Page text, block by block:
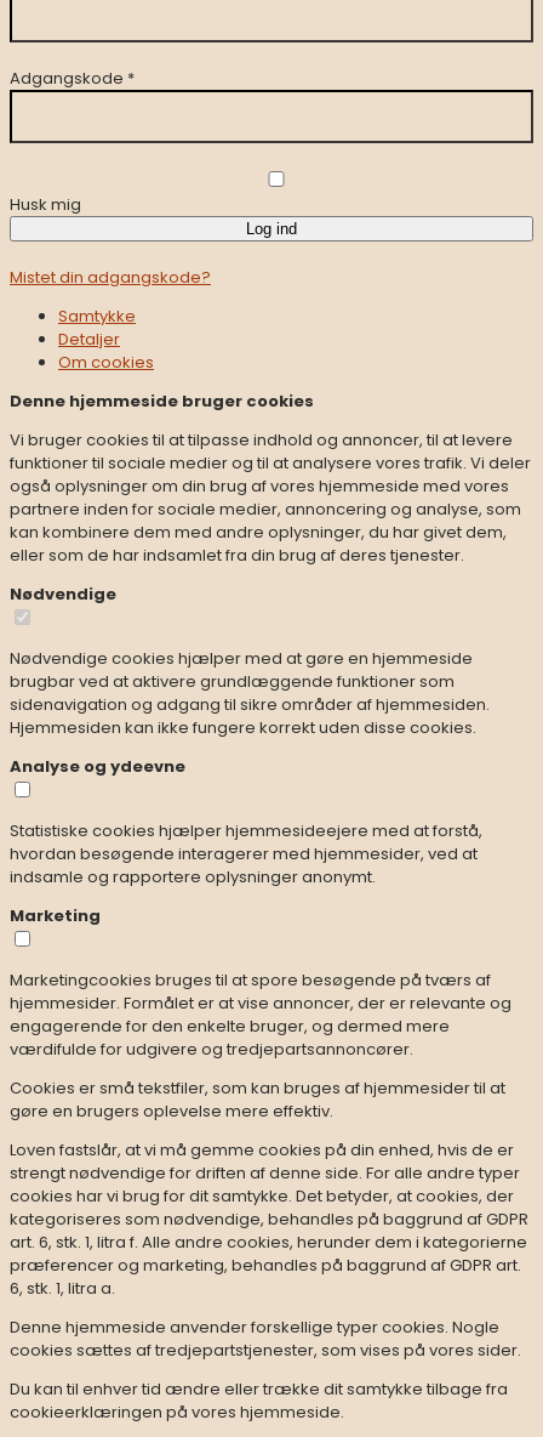
Firmafrugt Odense
Firmafrugt Silkeborg
Firmafrugt Åbenrå
Adgangskode *
Husk mig
Log ind
Mistet din adgangskode?
Samtykke
Detaljer
Om cookies
Denne hjemmeside bruger cookies
Vi bruger cookies til at tilpasse indhold og annoncer, til at levere
funktioner til sociale medier og til at analysere vores trafik. Vi deler
også oplysninger om din brug af vores hjemmeside med vores
partnere inden for sociale medier, annoncering og analyse, som
kan kombinere dem med andre oplysninger, du har givet dem,
eller som de har indsamlet fra din brug af deres tjenester.
Nødvendige
Nødvendige cookies hjælper med at gøre en hjemmeside
brugbar ved at aktivere grundlæggende funktioner som
sidenavigation og adgang til sikre områder af hjemmesiden.
Hjemmesiden kan ikke fungere korrekt uden disse cookies.
Analyse og ydeevne
Statistiske cookies hjælper hjemmesideejere med at forstå,
hvordan besøgende interagerer med hjemmesider, ved at
indsamle og rapportere oplysninger anonymt.
Marketing
Marketingcookies bruges til at spore besøgende på tværs af
hjemmesider. Formålet er at vise annoncer, der er relevante og
engagerende for den enkelte bruger, og dermed mere
værdifulde for udgivere og tredjepartsannoncører.
Cookies er små tekstfiler, som kan bruges af hjemmesider til at
gøre en brugers oplevelse mere effektiv.
Loven fastslår, at vi må gemme cookies på din enhed, hvis de er
strengt nødvendige for driften af denne side. For alle andre typer
cookies har vi brug for dit samtykke. Det betyder, at cookies, der
kategoriseres som nødvendige, behandles på baggrund af GDPR
art. 6, stk. 1, litra f. Alle andre cookies, herunder dem i kategorierne
præferencer og marketing, behandles på baggrund af GDPR art.
6, stk. 1, litra a.
Denne hjemmeside anvender forskellige typer cookies. Nogle
cookies sættes af tredjepartstjenester, som vises på vores sider.
Du kan til enhver tid ændre eller trække dit samtykke tilbage fra
cookieerklæringen på vores hjemmeside.